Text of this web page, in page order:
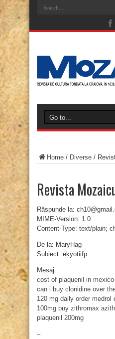
Home / Diverse /
Revista
Răspunde la:
MIME-Version: 1.0
Content-Type: text/plain;
De la: MaryHag
Subiect: ekyotiifp
Mesaj:
cost of plaquenil in mexico
can i buy clonidine over
120 mg daily order medrol
100mg buy zithromax
plaquenil 200mg
–